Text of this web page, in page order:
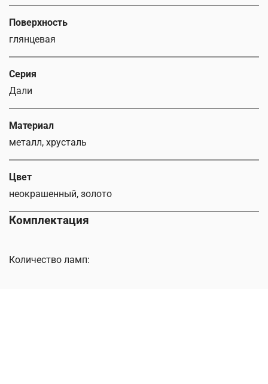
Поверхность
глянцевая
Серия
Дали
Материал
металл, хрусталь
Цвет
неокрашенный, золото
Комплектация
Количество ламп: